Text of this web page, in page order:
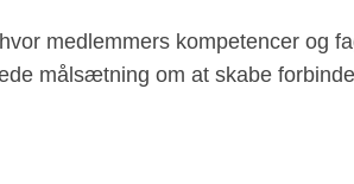
medlemmers kompetencer og
målsætning om at skabe